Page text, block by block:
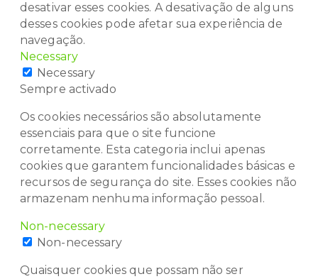
desativar esses cookies. A desativação de alguns
desses cookies pode afetar sua experiência de
navegação.
Necessary
Necessary
Sempre activado
Os cookies necessários são absolutamente
essenciais para que o site funcione
corretamente. Esta categoria inclui apenas
cookies que garantem funcionalidades básicas e
recursos de segurança do site. Esses cookies não
armazenam nenhuma informação pessoal.
Non-necessary
Non-necessary
Quaisquer cookies que possam não ser